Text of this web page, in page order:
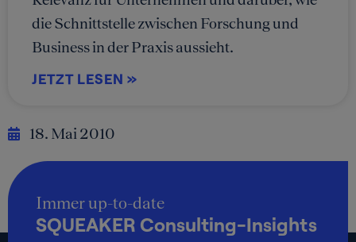
die Schnittstelle zwischen Forschung und
Business in der Praxis aussieht.
JETZT LESEN »
18. Mai 2010
Immer up-to-date
SQUEAKER Consulting-Insights